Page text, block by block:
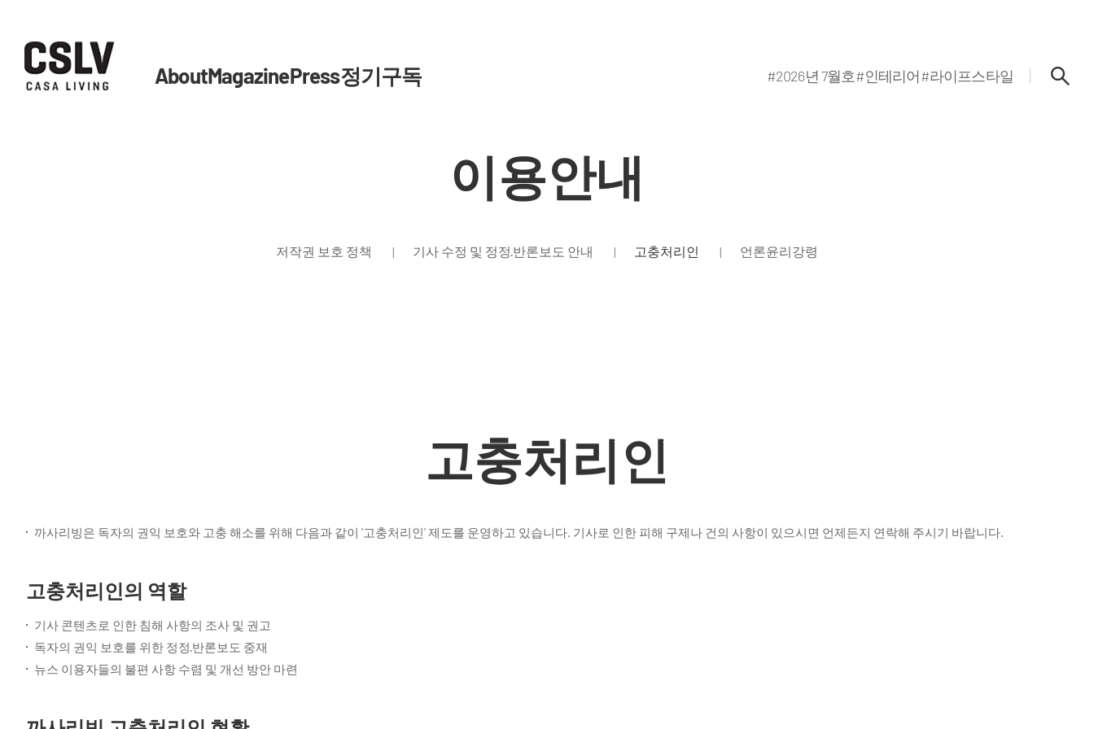
AboutMagazinePress정기구독 #2026년 7월호#인테리어#라이프스타일
이용안내
저작권 보호 정책 기사 수정 및 정정·반론보도 안내 고충처리인 언론윤리강령
고충처리인
까사리빙은 독자의 권익 보호와 고충 해소를 위해 다음과 같이 '고충처리인' 제도를 운영하고 있습니다. 기사로 인한 피해 구제나 건의 사항이 있으시면 언제든지 연락해 주시기 바랍니다.
고충처리인의 역할
기사 콘텐츠로 인한 침해 사항의 조사 및 권고
독자의 권익 보호를 위한 정정·반론보도 중재
뉴스 이용자들의 불편 사항 수렴 및 개선 방안 마련